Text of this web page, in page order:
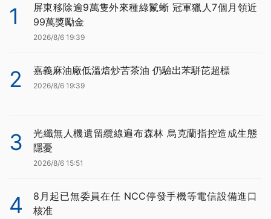
1
屏東移除逾9萬隻外來種綠鬣蜥 冠軍獵人7個月領近
99萬獎勵金
2026/8/6 19:39
2 嘉義麻油廠低溫焙炒苦茶油 仍驗出苯駢芘超標
2026/8/6 19:39
3
光纖無人機遺留纜線遍布森林 烏克蘭指控造成生態
隱憂
2026/8/6 15:51
4
8月起已無委員在任 NCC停發手機等電信設備進口
核准